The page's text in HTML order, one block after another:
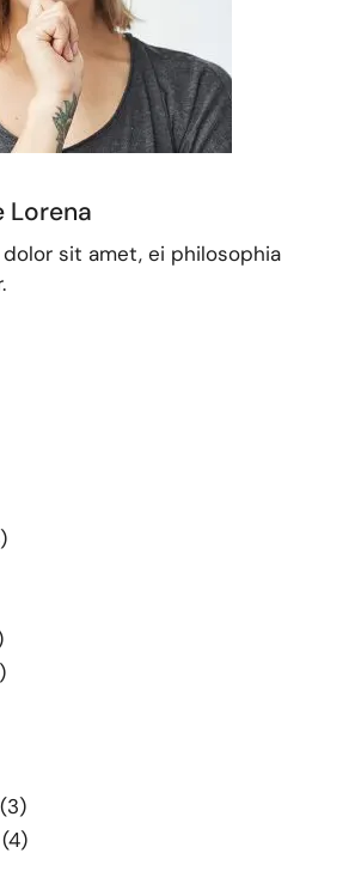
Lorena
sit amet, ei philosophia
(3)
(4)